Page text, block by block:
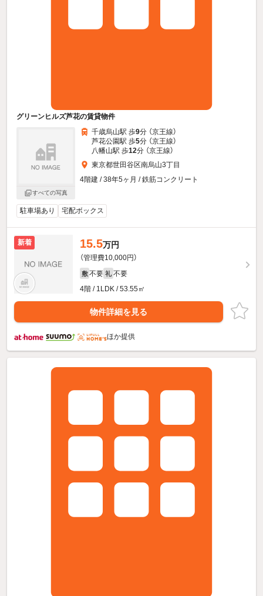
グリーンヒルズ芦花の賃貸物件
すべての写真
千歳烏山駅 歩9分 （京王線）
芦花公園駅 歩5分 （京王線）
八幡山駅 歩12分 （京王線）
東京都世田谷区南烏山3丁目
4階建 / 38年5ヶ月 / 鉄筋コンクリート
駐車場あり 宅配ボックス
新着 15.5万円
（管理費10,000円）
敷 不要 礼 不要
4階 / 1LDK / 53.55㎡
物件詳細を見る
ほか提供